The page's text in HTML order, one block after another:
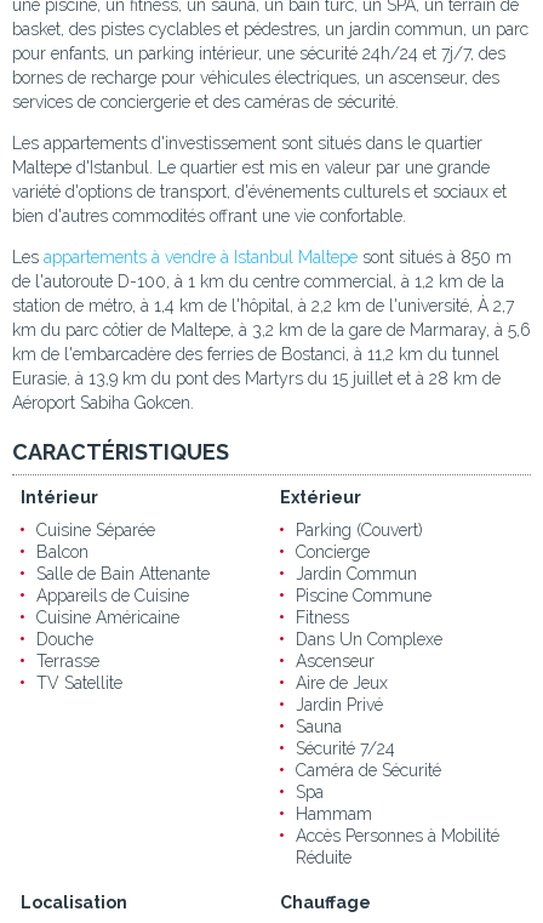
une piscine, un fitness, un sauna, un bain turc, un SPA, un terrain de
basket, des pistes cyclables et pédestres, un jardin commun, un parc
pour enfants, un parking intérieur, une sécurité 24h/24 et 7j/7, des
bornes de recharge pour véhicules électriques, un ascenseur, des
services de conciergerie et des caméras de sécurité.
Les appartements d'investissement sont situés dans le quartier
Maltepe d'Istanbul. Le quartier est mis en valeur par une grande
variété d'options de transport, d'événements culturels et sociaux et
bien d'autres commodités offrant une vie confortable.
Les appartements à vendre à Istanbul Maltepe sont situés à 850 m
de l'autoroute D-100, à 1 km du centre commercial, à 1,2 km de la
station de métro, à 1,4 km de l'hôpital, à 2,2 km de l'université, À 2,7
km du parc côtier de Maltepe, à 3,2 km de la gare de Marmaray, à 5,6
km de l'embarcadère des ferries de Bostanci, à 11,2 km du tunnel
Eurasie, à 13,9 km du pont des Martyrs du 15 juillet et à 28 km de
Aéroport Sabiha Gokcen.
CARACTÉRISTIQUES
Intérieur
Cuisine Séparée
Balcon
Salle de Bain Attenante
Appareils de Cuisine
Cuisine Américaine
Douche
Terrasse
TV Satellite
Extérieur
Parking (Couvert)
Concierge
Jardin Commun
Piscine Commune
Fitness
Dans Un Complexe
Ascenseur
Aire de Jeux
Jardin Privé
Sauna
Sécurité 7/24
Caméra de Sécurité
Spa
Hammam
Accès Personnes à Mobilité
Réduite
Localisation
Chauffage